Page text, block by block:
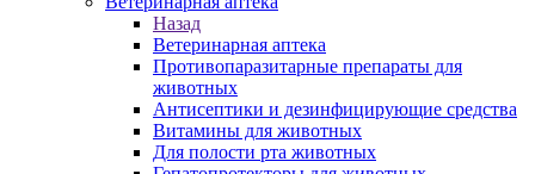
Назад
Ветеринарная аптека
Противопаразитарные препараты для
животных
Антисептики и дезинфицирующие средства
Витамины для животных
Для полости рта животных